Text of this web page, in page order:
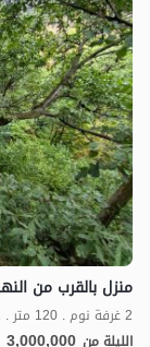
2 غرفة نوم . 120 متر . حتى 13 ضيف
الليلة من